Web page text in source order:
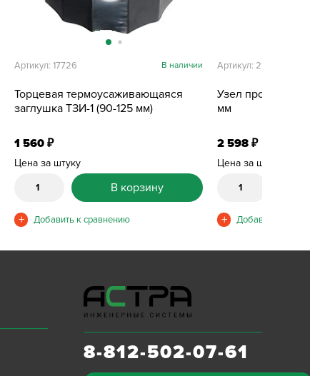
Торцевая термоусаживающаяся
заглушка ТЗИ-1 (90-125 мм)
Артикул: 17726 В наличии
1 560₽
Цена за штуку
В корзину
Узел прохода
мм
Артикул: 21891
2 598₽
Цена за штуку
8-812-502-07-61